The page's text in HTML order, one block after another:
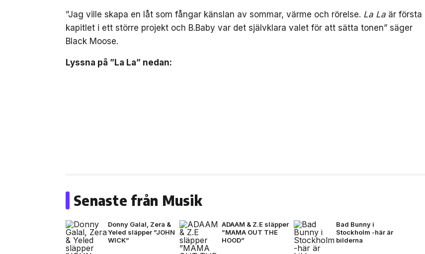
”Jag ville skapa en låt som fångar känslan av sommar, värme och rörelse. La La är första
kapitlet i ett större projekt och B.Baby var det självklara valet för att sätta tonen” säger
Black Moose.
Lyssna på ”La La” nedan:
Senaste från Musik
Donny Galal, Zera &
Yeled släpper ”JOHN
WICK”
ADAAM & Z.E släpper
”MAMA OUT THE
HOOD”
Bad Bunny i
Stockholm -här är
bilderna